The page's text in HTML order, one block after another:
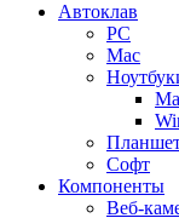
Автоклав
PC
Mac
Софт
Компоненты
Веб-